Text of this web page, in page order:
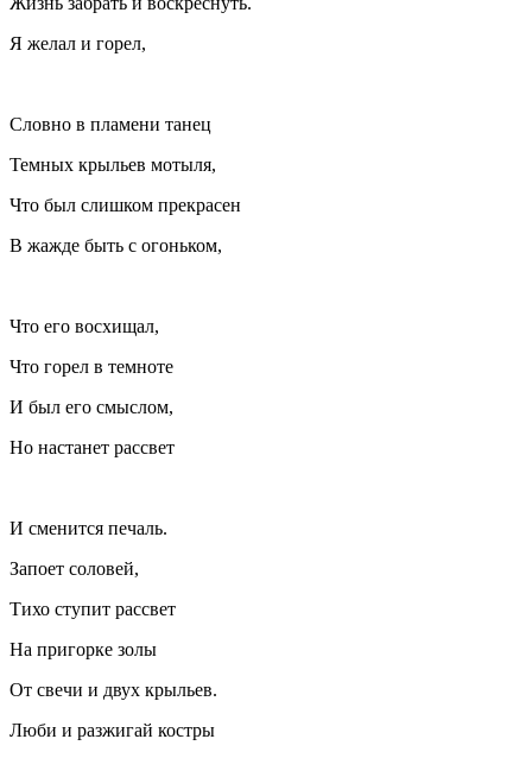
Я желал и горел,
Словно в пламени танец
Темных крыльев мотыля,
Что был слишком прекрасен
В жажде быть с огоньком,
Что его восхищал,
Что горел в темноте
И был его смыслом,
Но настанет рассвет
И сменится печаль.
Запоет соловей,
Тихо ступит рассвет
На пригорке золы
От свечи и двух крыльев.
Люби и разжигай костры